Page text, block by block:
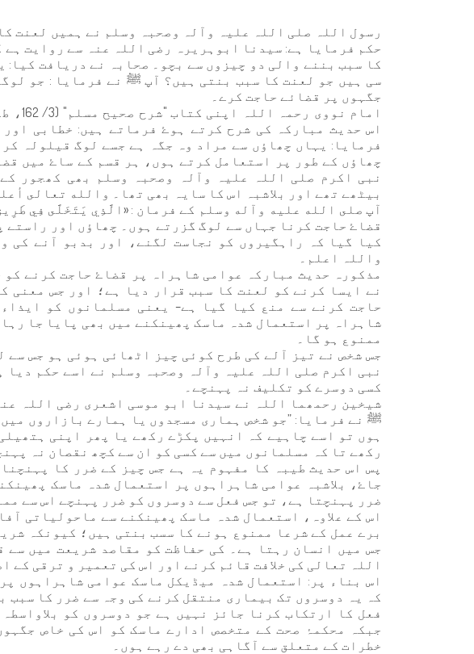
رسول اللہ صلی اللہ علیہ وآلہ وصحبہ وسلم نے ہمیں لعنت
حکم فرمایا ہے: سیدنا ابوہریرہ رضی اللہ عنہ سے روایت
کا سبب بننے والی دو چیزوں سے بچو۔ صحابہ نے دریافت
سی ہیں جو لعنت کا سبب بنتی ہیں؟ آپ ﷺ نے فرمایا : جو
جگہوں پر قضائے حاجت کرے۔
امام
اس حدیث مبارکہ کی شرح کرتے ہوۓ فرماتے ہیں: خطابی
فرمایا: یہاں چھاؤں سے مراد وہ جگہ ہے جسے لوگ قیلولہ
چھاؤں کے طور پر استعامل کرتے ہوں، ہر قسم کے ساۓ میں
نبی اکرم صلی اللہ علیہ وآلہ وصحبہ وسلم بھی کھجور
بیٹھے تھے اور بلاشبہ اس کا سایہ بھی تھا۔ والله تعالى
آپ صلى الله عليه وآله وسلم کے فرمان : «الَّذِي يَتَخَلَّى فِي
قضاۓ حاجت کرنا جہاں سے لوگ گزرتے ہوں۔ چھاؤں اور راستے
کیا گیا کہ راہگیروں کو نجاست لگنے، اور بدبو آنے کی
واللہ اعلم۔
مذکورہ حدیث مبارکہ عوامی شاہراہ پر قضاۓ حاجت کرنے
نے ایسا کرنے کو لعنت کا سبب قرار دیا ہے؛ اور جس معنی
حاجت کرنے سے منع کیا گیا ہے– یعنی مسلمانوں کو
شاہراہ پر استعمال شدہ ماسک پھینکنے میں بھی پایا جا
ممنوع ہو گا۔
جس شخص نے تیز آلے کی طرح کوئی چیز اٹھائی ہوئی ہو جس سے
نبی اکرم صلی اللہ علیہ وآلہ وصحبہ وسلم نے اسے حکم دیا
کسی دوسرے کو تکلیف نہ پہنچے۔
شیخین رحمھما اللہ نے سیدنا ابو موسی اشعری رضی اللہ
ﷺ نے فرمایا: ”جو شخص ہماری مسجدوں یا ہمارے بازاروں
ہوں تو اسے چاہیے کہ انہیں پکڑے رکھے یا پھر اپنی
رکھے تا کہ مسلمانوں میں سے کسی کو ان سے کچھ نقصان نہ
پس اس حدیث طیبہ کا مفہوم یہ ہے جس چیز کے ضرر کا
جاۓ، بلاشبہ عوامی شاہراہوں پر استعمال شدہ ماسک
ضرر پہنچتا ہے، تو جس فعل سے دوسروں کو ضرر پہنچے اس سے
اس کے علاوہ، استعمال شدہ ماسک پھینکنے سے ماحولیاتی
برے عمل کے شرعا ممنوع ہونے کا سسب بنتی ہیں؛ کیونکہ
جس میں انسان رہتا ہے۔ کی حفاظت کو مقاصد شریعت میں سے
اللہ تعالی کی خلافت قائم کرنے اور اس کی تعمیر و ترقی کے
اس بناء پر: استعمال شدہ میڈیکل ماسک عوامی شاہراہوں
کہ یہ دوسروں تک بیماری منتقل کرنے کی وجہ سے ضرر کا سبب
فعل کا ارتکاب کرنا جائز نہیں ہے جو دوسروں کو
جبکہ محکمۂ صحت کے متخصص ادارے ماسک کو اس کی خاص
خطرات کے متعلق سے آگاہی بھی دے رہے ہوں۔